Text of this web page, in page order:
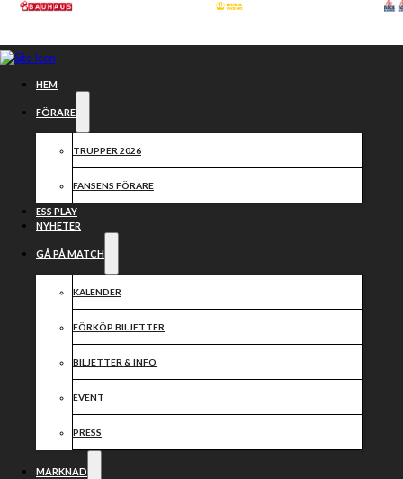
Hoppa till huvudinnehåll
HEM
FÖRARE
TRUPPER 2026
FANSENS FÖRARE
ESS PLAY
NYHETER
GÅ PÅ MATCH
KALENDER
FÖRKÖP BILJETTER
BILJETTER & INFO
EVENT
PRESS
MARKNAD
Jonas Seifert
Falk